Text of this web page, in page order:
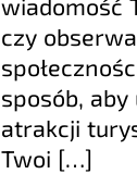
wiadomość
czy
sposób,
atrakcji
Twoi […]